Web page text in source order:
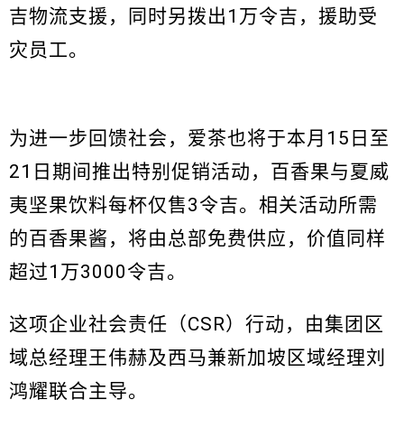
吉物流支援，同时另拨出1万令吉，援助受
灾员工。
为进一步回馈社会，爱茶也将于本月15日至
21日期间推出特别促销活动，百香果与夏威
夷坚果饮料每杯仅售3令吉。相关活动所需
的百香果酱，将由总部免费供应，价值同样
超过1万3000令吉。
这项企业社会责任（CSR）行动，由集团区
域总经理王伟赫及西马兼新加坡区域经理刘
鸿耀联合主导。